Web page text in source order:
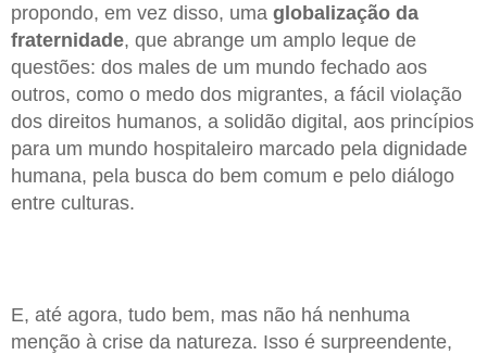
propondo, em vez disso, uma globalização da
fraternidade, que abrange um amplo leque de
questões: dos males de um mundo fechado aos
outros, como o medo dos migrantes, a fácil violação
dos direitos humanos, a solidão digital, aos princípios
para um mundo hospitaleiro marcado pela dignidade
humana, pela busca do bem comum e pelo diálogo
entre culturas.
E, até agora, tudo bem, mas não há nenhuma
menção à crise da natureza. Isso é surpreendente,